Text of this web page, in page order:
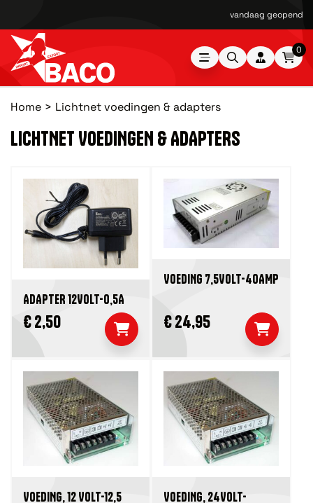
vandaag geopend
0
Home Lichtnet voedingen & adapters
LICHTNET VOEDINGEN & ADAPTERS
ADAPTER 12VOLT-0,5A
€ 2,50
VOEDING 7,5VOLT-40AMP
€ 24,95
VOEDING, 12 VOLT-12,5
VOEDING, 24VOLT-